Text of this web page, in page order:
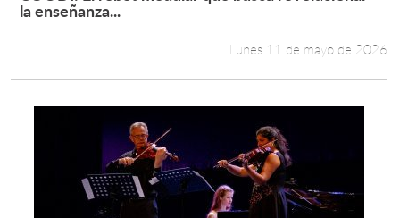
Leer más +
la enseñanza...
Lunes 11 de mayo de 2026